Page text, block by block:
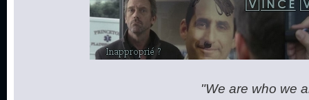
"We are who we